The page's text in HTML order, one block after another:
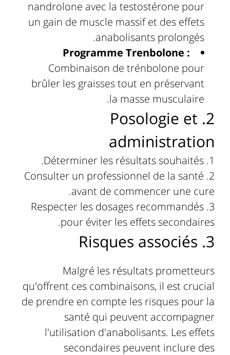
nandrolone avec la testostérone pour
un gain de muscle massif et des effets
anabolisants prolongés.
Programme Trenbolone :
Combinaison de trénbolone pour
brûler les graisses tout en préservant
la masse musculaire.
2. Posologie et
administration
Déterminer les résultats souhaités.
Consulter un professionnel de la santé
avant de commencer une cure.
Respecter les dosages recommandés
pour éviter les effets secondaires.
3. Risques associés
Malgré les résultats prometteurs
qu'offrent ces combinaisons, il est crucial
de prendre en compte les risques pour la
santé qui peuvent accompagner
l'utilisation d'anabolisants. Les effets
secondaires peuvent inclure des